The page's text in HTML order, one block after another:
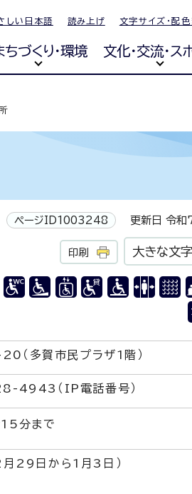
しい日本語 読み上げ 文字サイズ・配
ちづくり・環境 文化・交流・ス
ページID1003248 更新日 令和
印刷 大きな文
多賀市民プラザ1階）
（IP電話番号）
分まで
月29日から1月3日）